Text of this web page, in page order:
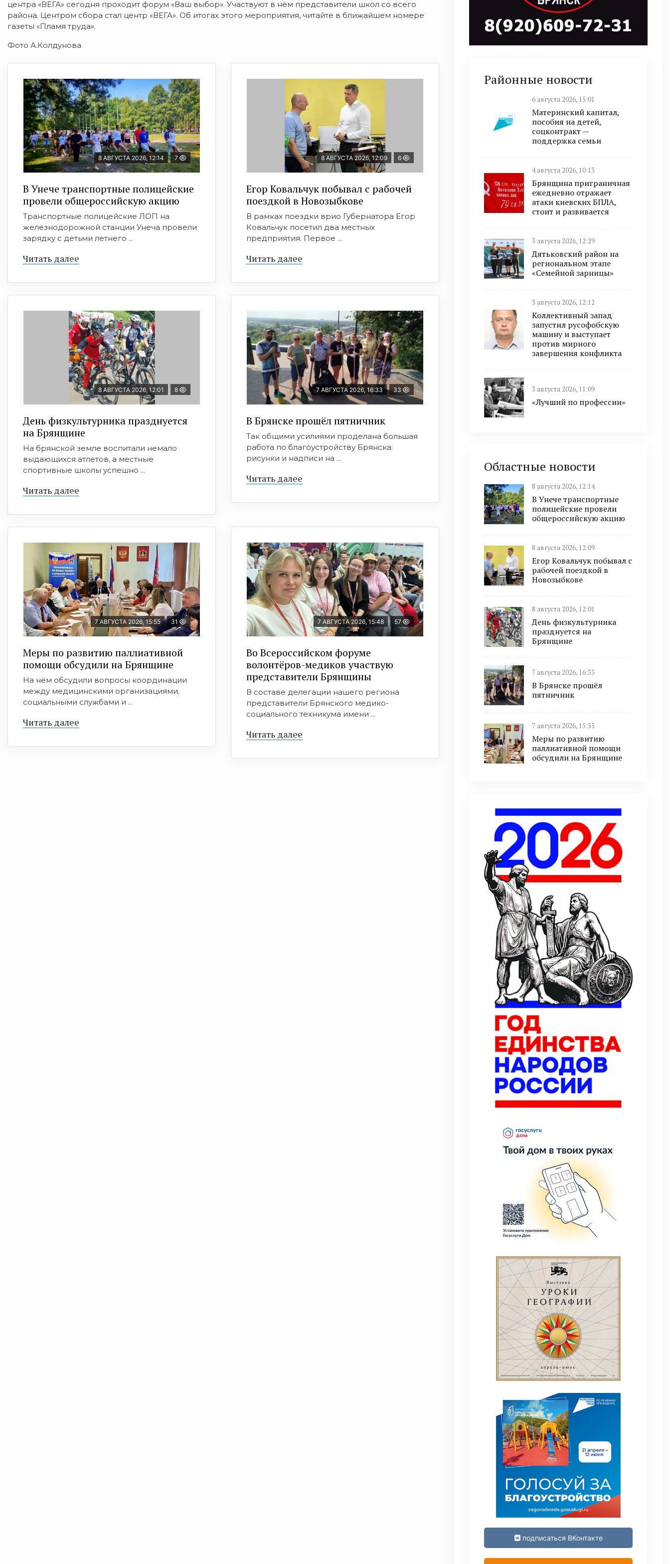
центра «ВЕГА» сегодня проходит форум «Ваш выбор». Участвуют в нём представители школ со всего
района. Центром сбора стал центр «ВЕГА». Об итогах этого мероприятия, читайте в ближайшем номере
газеты «Пламя труда».
Фото А.Колдунова
8 АВГУСТА 2026, 12:14 7
В Унече транспортные полицейские
провели общероссийскую акцию
Транспортные полицейские ЛОП на
железнодорожной станции Унеча провели
зарядку с детьми летнего ...
Читать далее
8 АВГУСТА 2026, 12:09 6
Егор Ковальчук побывал с рабочей
поездкой в Новозыбкове
В рамках поездки врио Губернатора Егор
Ковальчук посетил два местных
предприятия. Первое ...
Читать далее
8 АВГУСТА 2026, 12:01 8
День физкультурника празднуется
на Брянщине
На брянской земле воспитали немало
выдающихся атлетов, а местные
спортивные школы успешно ...
Читать далее
7 АВГУСТА 2026, 16:33 33
В Брянске прошёл пятничник
Так общими усилиями проделана большая
работа по благоустройству Брянска:
рисунки и надписи на ...
Читать далее
7 АВГУСТА 2026, 15:55 31
Меры по развитию паллиативной
помощи обсудили на Брянщине
На нём обсудили вопросы координации
между медицинскими организациями,
социальными службами и ...
Читать далее
7 АВГУСТА 2026, 15:48 57
Во Всероссийском форуме
волонтёров-медиков участвую
представители Брянщины
В составе делегации нашего региона
представители Брянского медико-
социального техникума имени ...
Читать далее
Районные новости
6 августа 2026, 15:01
Материнский капитал,
пособия на детей,
соцконтракт —
поддержка семьи
4 августа 2026, 10:13
Брянщина приграничная
ежедневно отражает
атаки киевских БПЛА,
стоит и развивается
3 августа 2026, 12:29
Дятьковский район на
региональном этапе
«Семейной зарницы»
3 августа 2026, 12:12
Коллективный запад
запустил русофобскую
машину и выступает
против мирного
завершения конфликта
3 августа 2026, 11:09
«Лучший по профессии»
Областные новости
8 августа 2026, 12:14
В Унече транспортные
полицейские провели
общероссийскую акцию
8 августа 2026, 12:09
Егор Ковальчук побывал с
рабочей поездкой в
Новозыбкове
8 августа 2026, 12:01
День физкультурника
празднуется на
Брянщине
7 августа 2026, 16:33
В Брянске прошёл
пятничник
7 августа 2026, 15:55
Меры по развитию
паллиативной помощи
обсудили на Брянщине
подписаться ВКонтакте